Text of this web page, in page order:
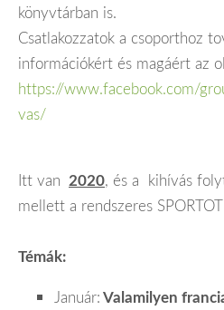
könyvtárban is.
Csatlakozzatok a csoporthoz
információkért és magáért az
https://www.facebook.com/
vas/
Itt van 2020, és a kihívás
mellett a rendszeres
Témák:
Január:Valamilyen